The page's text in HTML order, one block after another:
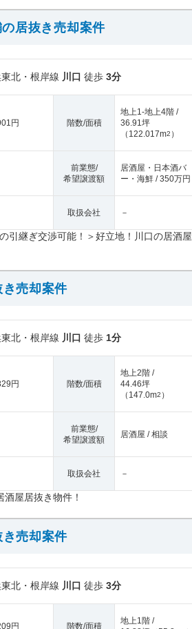
居抜き売却案件
北・根岸線 川口 徒歩 3分
円 階数/面積
地上1-地上4階 /
36.91坪
（ 122.017m2 ）
前業態/
希望譲渡額
居酒屋・日本酒バ
ー・海鮮 / 350万円
取扱会社 －
引継ぎ交渉可能！＞好立地！川口の居酒屋
売却案件
北・根岸線 川口 徒歩 1分
円 階数/面積
地上2階 /
44.46坪
（ 147.0m2 ）
前業態/
希望譲渡額
居酒屋 / 相談
取扱会社 －
屋居抜き物件！
売却案件
北・根岸線 川口 徒歩 3分
円 階数/面積
地上1階 /